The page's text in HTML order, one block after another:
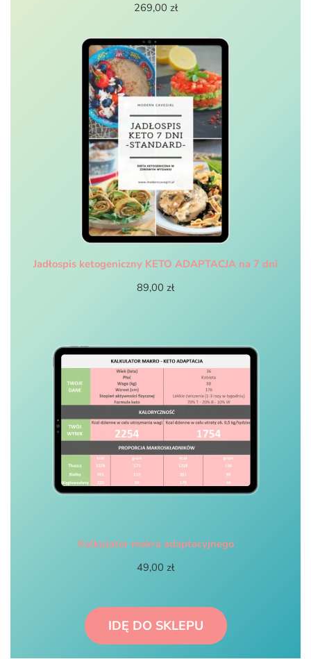
269,00 zł
Jadłospis ketogeniczny KETO ADAPTACJA na 7 dni
89,00 zł
Kalkulator makra adaptacyjnego
49,00 zł
IDĘ DO SKLEPU